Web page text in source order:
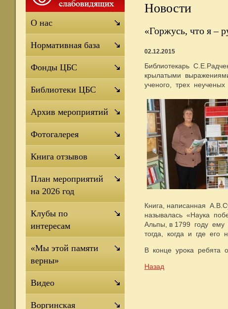
Новости
«Горжусь, что я –
02.12.2015
Библиотекарь
крылатыми
ученого, трех
Книга, написанная
называлась «Наука
Альпы, в 1799 году ему
тогда, когда и где его
В конце урока ребята
Назад
О нас
Нормативная база
Фонды ЦБС
Библиотеки ЦБС
Архив мероприятий
Фотогалерея
Книга отзывов
План мероприятий
на 2026 год
Клубы по
интересам
«Мы этой памяти
верны»
Видео
Воргинская